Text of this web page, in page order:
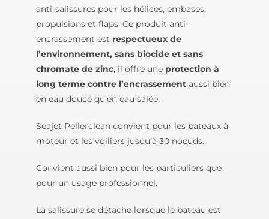
anti-salissures pour les hélices, embases,
propulsions et flaps. Ce produit anti-
encrassement est respectueux de
l’environnement, sans biocide et sans
chromate de zinc, il offre une protection à
long terme contre l’encrassementaussi bien
en eau douce qu’en eau salée.
Seajet Pellerclean convient pour les bateaux à
moteur et les voiliers jusqu’à 30 noeuds.
Convient aussi bien pour les particuliers que
pour un usage professionnel.
La salissure se détache lorsque le bateau est